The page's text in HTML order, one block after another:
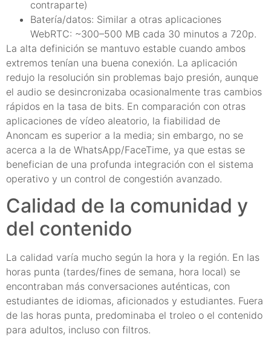
contraparte)
Batería/datos: Similar a otras aplicaciones
WebRTC: ~300–500 MB cada 30 minutos a 720p.
La alta definición se mantuvo estable cuando ambos
extremos tenían una buena conexión. La aplicación
redujo la resolución sin problemas bajo presión, aunque
el audio se desincronizaba ocasionalmente tras cambios
rápidos en la tasa de bits. En comparación con otras
aplicaciones de vídeo aleatorio, la fiabilidad de
Anoncam es superior a la media; sin embargo, no se
acerca a la de WhatsApp/FaceTime, ya que estas se
benefician de una profunda integración con el sistema
operativo y un control de congestión avanzado.
Calidad de la comunidad y
del contenido
La calidad varía mucho según la hora y la región. En las
horas punta (tardes/fines de semana, hora local) se
encontraban más conversaciones auténticas, con
estudiantes de idiomas, aficionados y estudiantes. Fuera
de las horas punta, predominaba el troleo o el contenido
para adultos, incluso con filtros.